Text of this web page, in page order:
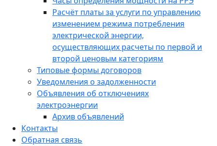
Расчёт платы за услуги по управлению
изменением режима потребления
электрической энергии,
осуществляющих расчеты по первой и
второй ценовым категориям
Типовые формы договоров
Уведомления о задолженности
Объявления об отключениях
электроэнергии
Архив объявлений
Контакты
Обратная связь